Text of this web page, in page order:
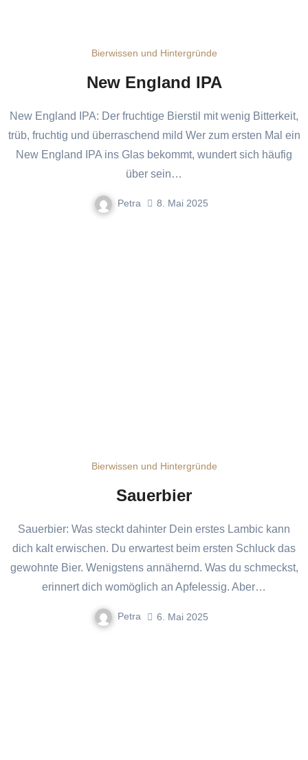
Bierwissen und Hintergründe
New England IPA
New England IPA: Der fruchtige Bierstil mit wenig Bitterkeit,
trüb, fruchtig und überraschend mild Wer zum ersten Mal ein
New England IPA ins Glas bekommt, wundert sich häufig
über sein…
Petra 8. Mai 2025
Bierwissen und Hintergründe
Sauerbier
Sauerbier: Was steckt dahinter Dein erstes Lambic kann
dich kalt erwischen. Du erwartest beim ersten Schluck das
gewohnte Bier. Wenigstens annähernd. Was du schmeckst,
erinnert dich womöglich an Apfelessig. Aber…
Petra 6. Mai 2025